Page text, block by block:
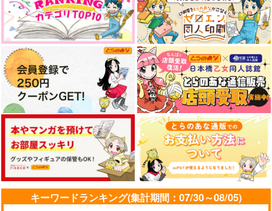
Marshmallow
mp.
822円（税込）
杉元佐一×アシリパ
サンプル
CONNECT
CROMATICO
825円（税込）
クラウド×ティファ
サンプル
コロッセオからの招待
状
みなと屋
582円（税込）
クラウド×ティファ
サンプル
キーワードランキング(集計期間：07/30～08/05)